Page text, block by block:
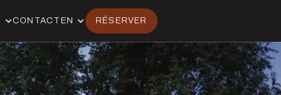
CONTACT EN RÉSERVER